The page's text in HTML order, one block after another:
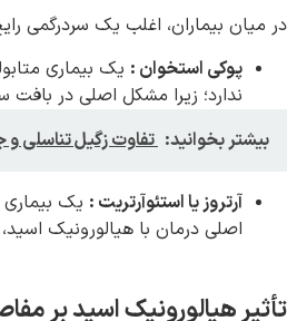
در میان بیماران، اغلب یک سردرگمی
پوکی استخوان : یک بیماری
ندارد؛ زیرا مشکل اصلی در
بیشتر بخوانید: تفاوت زگیل تناسلی
آرتروز یا استئوآرتریت : یک
اصلی درمان با هیالورونیک
تأثیر هیالورونیک اسید بر